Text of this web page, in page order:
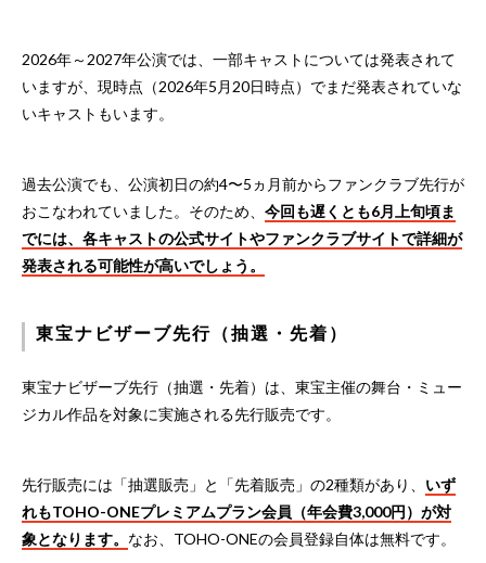
2026年～2027年公演では、一部キャストについては発表されて
いますが、現時点（2026年5月20日時点）でまだ発表されていな
いキャストもいます。
過去公演でも、公演初日の約4〜5ヵ月前からファンクラブ先行が
おこなわれていました。そのため、 今回も遅くとも6月上旬頃ま
でには、各キャストの公式サイトやファンクラブサイトで詳細が
発表される可能性が高いでしょう。
東宝ナビザーブ先行（抽選・先着）
東宝ナビザーブ先行（抽選・先着）は、東宝主催の舞台・ミュー
ジカル作品を対象に実施される先行販売です。
先行販売には「抽選販売」と「先着販売」の2種類があり、 いず
れもTOHO-ONEプレミアムプラン会員（年会費3,000円）が対
象となります。 なお、TOHO-ONEの会員登録自体は無料です。